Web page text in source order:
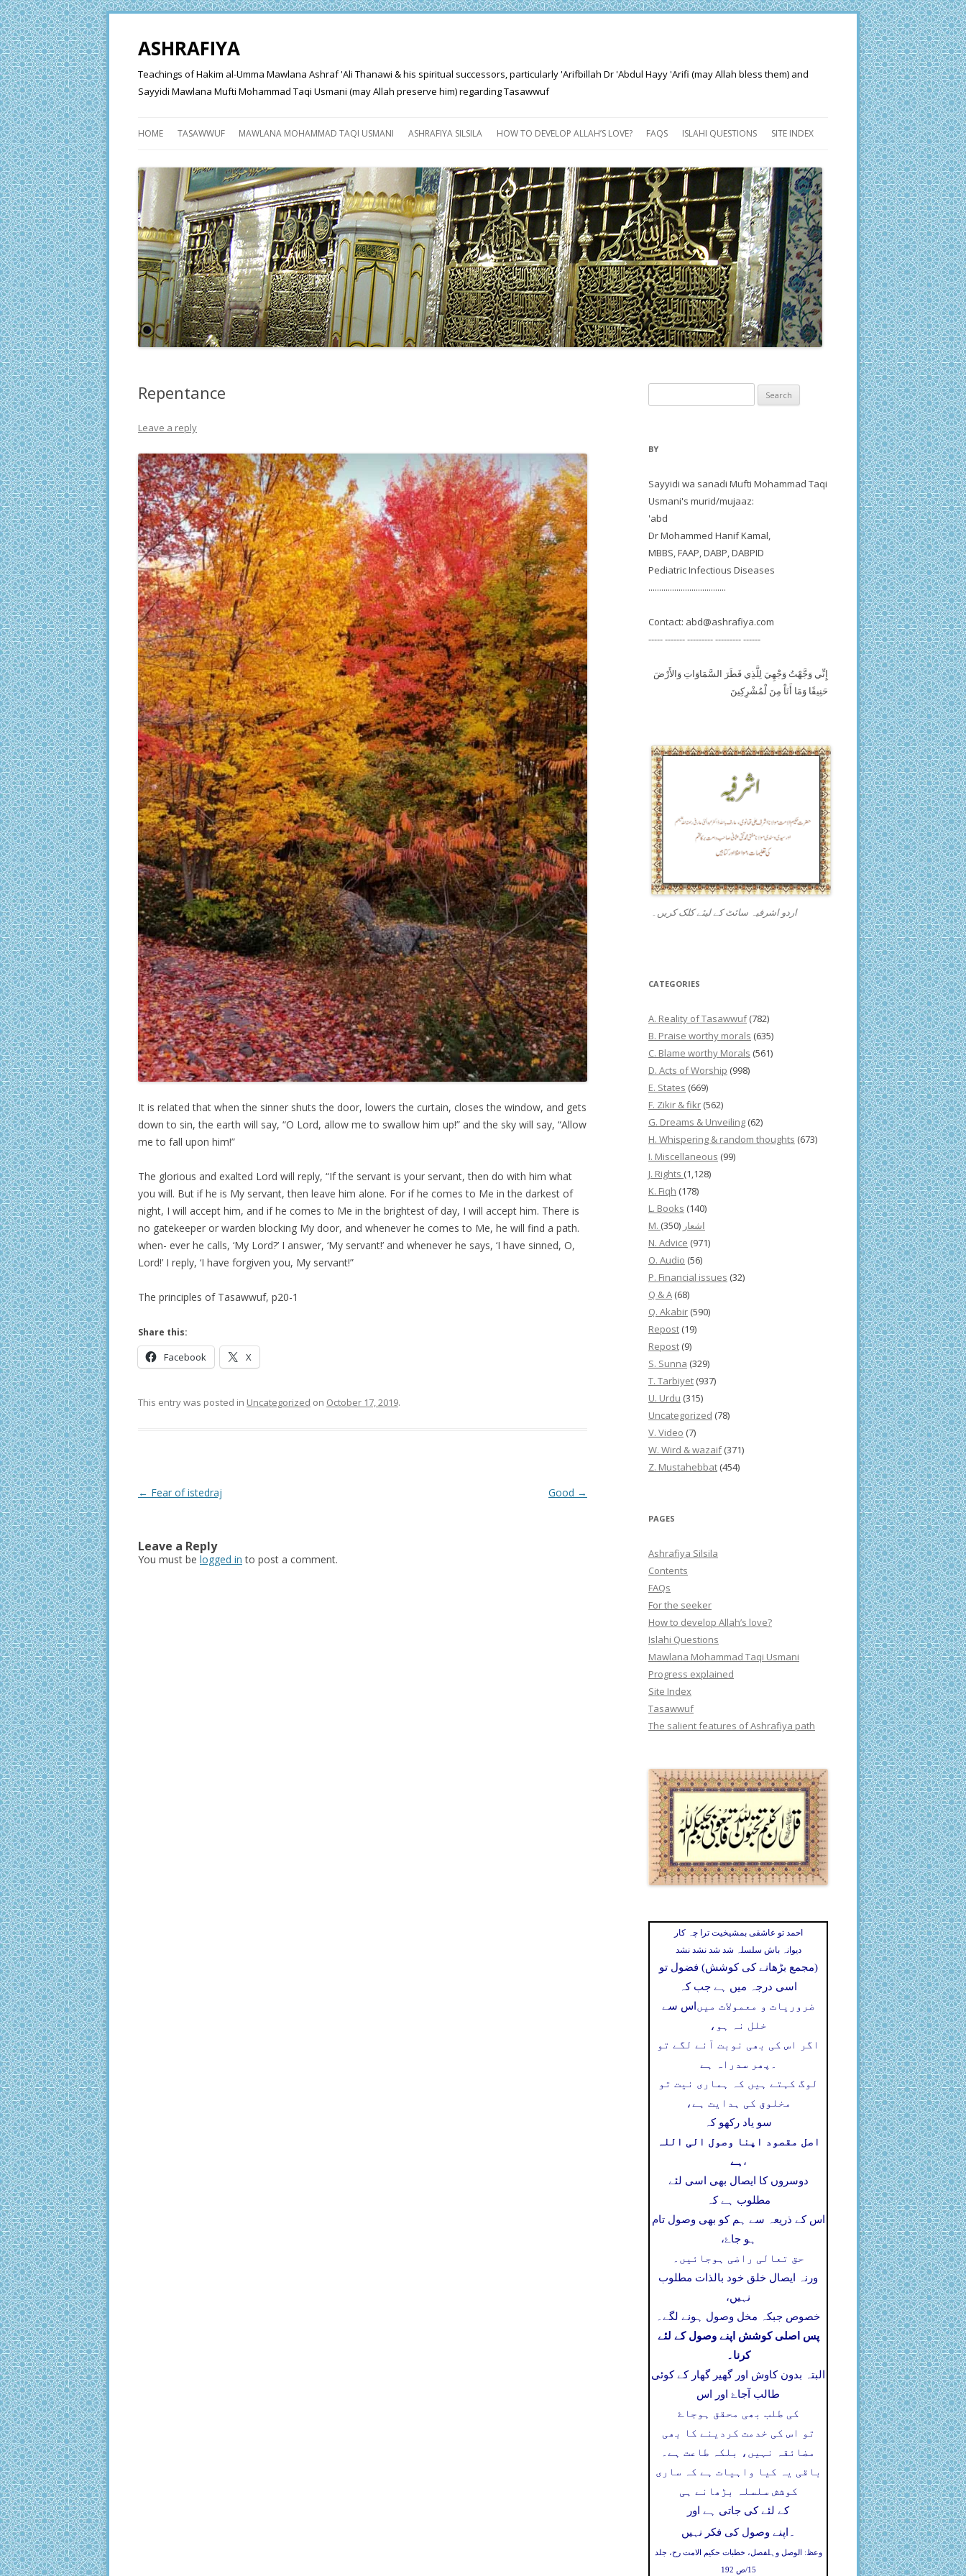
ASHRAFIYA
Teachings of Hakim al-Umma Mawlana Ashraf 'Ali Thanawi & his spiritual successors, particularly 'Arifbillah Dr 'Abdul Hayy 'Arifi (may Allah bless them) and
Sayyidi Mawlana Mufti Mohammad Taqi Usmani (may Allah preserve him) regarding Tasawwuf
HOME TASAWWUF MAWLANA MOHAMMAD TAQI USMANI ASHRAFIYA SILSILA
ASHRAFIYA PATH
FOR THE SEEKER
PROGRESS EXPLAINED
HOW TO DEVELOP ALLAH’S LOVE? FAQS ISLAHI QUESTIONS SITE INDEX
Repentance
Leave a reply
It is related that when the sinner shuts the door, lowers the curtain, closes the window, and gets
down to sin, the earth will say, “O Lord, allow me to swallow him up!” and the sky will say, “Allow
me to fall upon him!”
The glorious and exalted Lord will reply, “If the servant is your servant, then do with him what
you will. But if he is My servant, then leave him alone. For if he comes to Me in the darkest of
night, I will accept him, and if he comes to Me in the brightest of day, I will accept him. There is
no gatekeeper or warden blocking My door, and whenever he comes to Me, he will find a path.
when- ever he calls, ‘My Lord?’ I answer, ‘My servant!’ and whenever he says, ‘I have sinned, O,
Lord!’ I reply, ‘I have forgiven you, My servant!”
The principles of Tasawwuf, p20-1
Share this:
Facebook X
This entry was posted in Uncategorized on October 17, 2019.
Post
← Fear of istedraj Good →
Leave a Reply
You must be logged in to post a comment.
for:
BY
Sayyidi wa sanadi Mufti Mohammad Taqi
Usmani's murid/mujaaz:
'abd
Dr Mohammed Hanif Kamal,
MBBS, FAAP, DABP, DABPID
Pediatric Infectious Diseases
....................................
Contact: abd@ashrafiya.com
----- ------- --------- --------- ------
إِنِّي وَجَّهْتُ وَجْهِيَ لِلَّذِي فَطَرَ السَّمَاوَاتِ وَالأَرْضَ
حَنِيفًا وَمَا أَنَاْ مِنَ لْمُشْرِكِينَ
اردو اشرفیہ سائٹ کے لیئے کلک کریں۔
CATEGORIES
A. Reality of Tasawwuf(782)
B. Praise worthy morals (635)
C. Blame worthy Morals (561)
D. Acts of Worship (998)
E. States (669)
F. Zikir & fikr (562)
G. Dreams & Unveiling (62)
H. Whispering & random thoughts (673)
I. Miscellaneous (99)
J. Rights (1,128)
K. Fiqh (178)
L. Books (140)
M. اشعار (350)
N. Advice (971)
O. Audio (56)
P. Financial issues (32)
Q & A (68)
Q. Akabir (590)
Repost (19)
Repost (9)
S. Sunna (329)
T. Tarbiyet (937)
U. Urdu (315)
Uncategorized (78)
V. Video (7)
W. Wird & wazaif(371)
Z. Mustahebbat (454)
PAGES
Ashrafiya Silsila
Contents
FAQs
For the seeker
How to develop Allah’s love?
Islahi Questions
Mawlana Mohammad Taqi Usmani
Progress explained
Site Index
Tasawwuf
The salient features of Ashrafiya path
احمد تو عاشقی بمشیخیت ترا چہ کار
دیوانہ باش سلسلہ شد شد نشد نشد
(مجمع بڑھانے کی کوشش) فضول تو
اسی درجہ میں ہے جب کہ
اس سے ضروریات و معمولات میں
خلل نہ ہو،
اگر اس کی بھی نوبت آنے لگے تو
پھر سدراہ ہے ۔
لوگ کہتے ہیں کہ ہماری نیت تو
مخلوق کی ہدایت ہے،
سو یاد رکھو کہ
اصل مقصود اپنا وصول الی اللہ
ہے ،
دوسروں کا ایصال بھی اسی لئے
مطلوب ہے کہ
اس کے ذریعہ سے ہم کو بھی وصول تام
ہو جاۓ،
حق تعالی راضی ہوجائیں۔
ورنہ ایصال خلق خود بالذات مطلوب
نہیں،
خصوص جبکہ مخل وصول ہونے لگے۔
پس اصلی کوشش اپنے وصول کے لئے
کرنا۔
البتہ بدون کاوش اور گھیر گھار کے کوئی
طالب آجاۓ اور اس
کی طلب بھی محقق ہوجاۓ
تو اس کی خدمت کردینے کا بھی
مضائقہ نہیں، بلکہ طاعت ہے۔
باقی یہ کیا واہیات ہے کہ ساری
کوشش سلسلہ بڑھانے ہی
کے لئے کی جاتی ہے اور
اپنے وصول کی فکر نہیں ۔
وعظ: الوصل وہلفصل، خطبات حکیم الامت رح، جلد
15/ص 192